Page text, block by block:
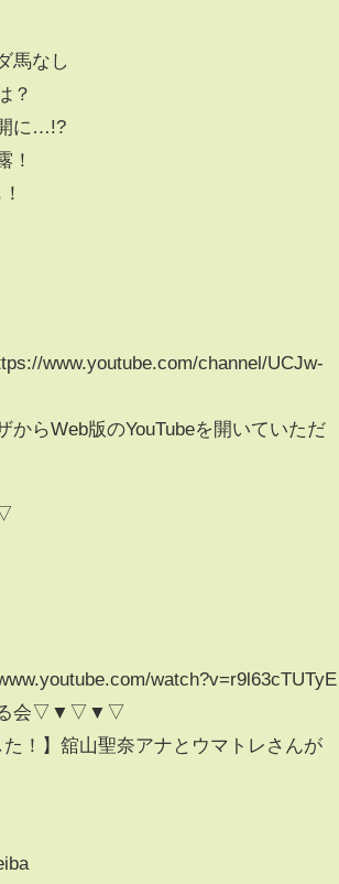
馬なし
？
に…!?
！
www.youtube.com/channel/UCJw-
らWeb版のYouTubeを開いていただ
watch?v=r9l63cTUTyE
る会▽▼▽▼▽
！】舘山聖奈アナとウマトレさんが